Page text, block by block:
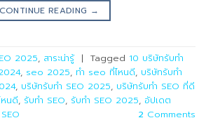
CONTINUE READING →
2025, สาระน่ารู้ | Tagged 10 บริษัทรับทำ
, seo 2025, ทำ seo ที่ไหนดี, บริษัทรับทำ
, บริษัทรับทำ SEO 2025, บริษัทรับทำ SEO ที่ดี
นดี, รับทำ SEO, รับทำ SEO 2025, อัปเดต
2 Comments